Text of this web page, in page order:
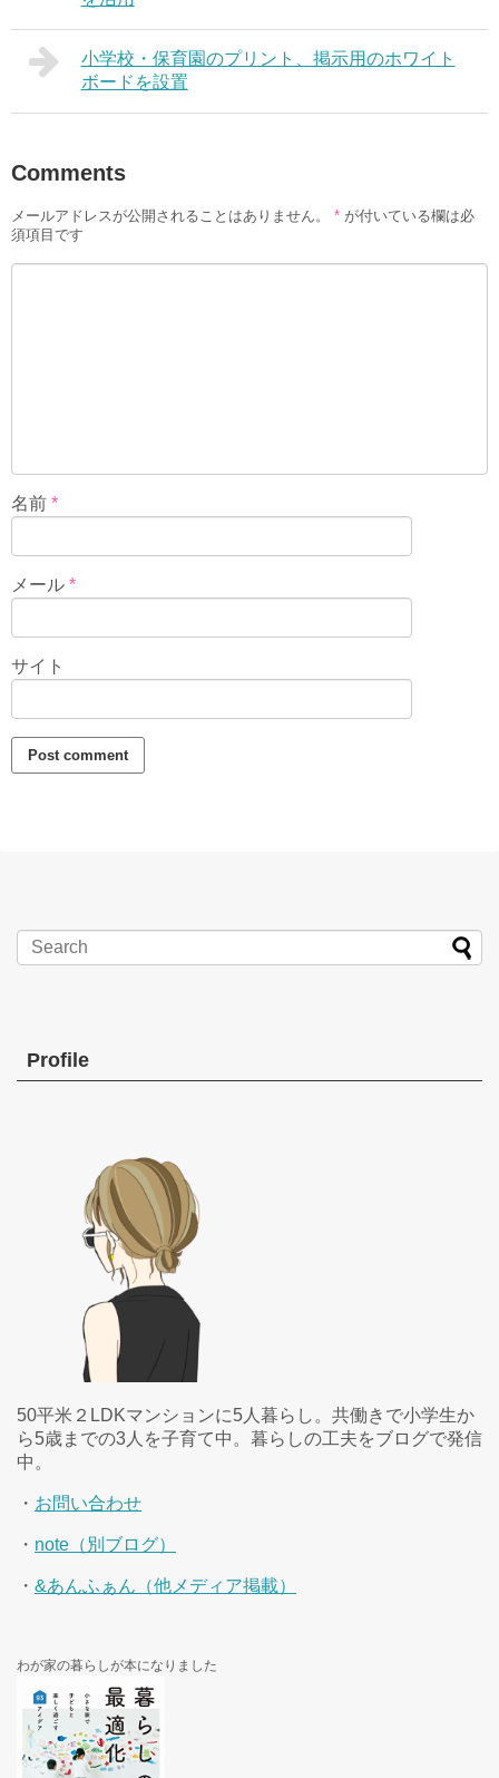
小学校・保育園のプリント、掲示用のホワイト
ボードを設置
Comments
メールアドレスが公開されることはありません。 * が付いている欄は必
須項目です
名前 *
メール *
サイト
Profile
50平米２LDKマンションに5人暮らし。共働きで小学生か
ら5歳までの3人を子育て中。暮らしの工夫をブログで発信
中。
・ お問い合わせ
・ note（別ブログ）
・ &あんふぁん（他メディア掲載）
わが家の暮らしが本になりました